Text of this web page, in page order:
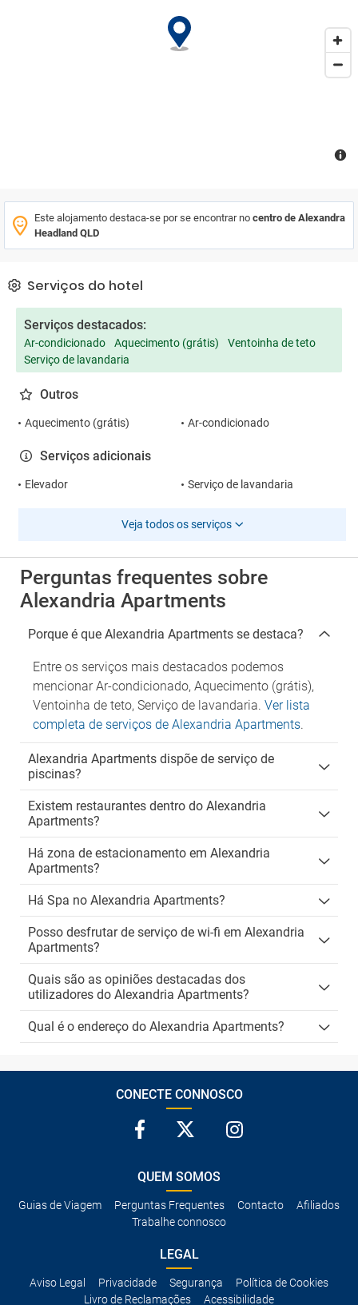
Este alojamento destaca-se por se encontrar no centro de Alexandra
Headland QLD
Serviços do hotel
Serviços destacados:
Ar-condicionado Aquecimento (grátis)
Ventoinha de teto
Serviço de lavandaria
Outros
Aquecimento (grátis) Ar-condicionado
Serviços adicionais
Elevador Serviço de lavandaria
Veja todos os serviços
Perguntas frequentes sobre
Alexandria Apartments
Porque é que Alexandria Apartments se destaca?
Entre os serviços mais destacados podemos
mencionar Ar-condicionado, Aquecimento (grátis),
Ventoinha de teto, Serviço de lavandaria. Ver lista
completa de serviços de Alexandria Apartments.
Alexandria Apartments dispõe de serviço de
piscinas?
Existem restaurantes dentro do Alexandria
Apartments?
Há zona de estacionamento em Alexandria
Apartments?
Há Spa no Alexandria Apartments?
Posso desfrutar de serviço de wi-fi em Alexandria
Apartments?
Quais são as opiniões destacadas dos
utilizadores do Alexandria Apartments?
Qual é o endereço do Alexandria Apartments?
CONECTE CONNOSCO
QUEM SOMOS
Guias de Viagem Perguntas Frequentes Contacto
Afiliados
Trabalhe connosco
LEGAL
Aviso Legal Privacidade Segurança
Política de Cookies
Livro de Reclamações
Acessibilidade